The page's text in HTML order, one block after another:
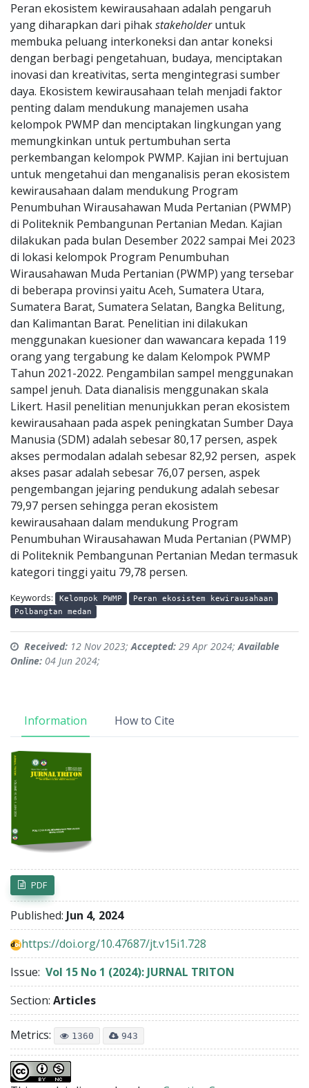
Peran ekosistem kewirausahaan adalah pengaruh
yang diharapkan dari pihakstakeholderuntuk
membuka peluang interkoneksi dan antar koneksi
dengan berbagi pengetahuan, budaya, menciptakan
inovasi dan kreativitas, serta mengintegrasi sumber
daya. Ekosistem kewirausahaan telah menjadi faktor
penting dalam mendukung manajemen usaha
kelompok PWMP dan menciptakan lingkungan yang
memungkinkan untuk pertumbuhan serta
perkembangan kelompok PWMP. Kajian ini bertujuan
untuk mengetahui dan menganalisis peran ekosistem
kewirausahaan dalam mendukung Program
Penumbuhan Wirausahawan Muda Pertanian (PWMP)
di Politeknik Pembangunan Pertanian Medan. Kajian
dilakukan pada bulan Desember 2022 sampai Mei 2023
di lokasi kelompok Program Penumbuhan
Wirausahawan Muda Pertanian (PWMP) yang tersebar
di beberapa provinsi yaitu Aceh, Sumatera Utara,
Sumatera Barat, Sumatera Selatan, Bangka Belitung,
dan Kalimantan Barat. Penelitian ini dilakukan
menggunakan kuesioner dan wawancara kepada 119
orang yang tergabung ke dalam Kelompok PWMP
Tahun 2021-2022. Pengambilan sampel menggunakan
sampel jenuh. Data dianalisis menggunakan skala
Likert. Hasil penelitian menunjukkan peran ekosistem
kewirausahaan pada aspek peningkatan Sumber Daya
Manusia (SDM) adalah sebesar 80,17 persen, aspek
akses permodalan adalah sebesar 82,92 persen, aspek
akses pasar adalah sebesar 76,07 persen, aspek
pengembangan jejaring pendukung adalah sebesar
79,97 persen sehingga peran ekosistem
kewirausahaan dalam mendukung Program
Penumbuhan Wirausahawan Muda Pertanian (PWMP)
di Politeknik Pembangunan Pertanian Medan termasuk
kategori tinggi yaitu 79,78 persen.
Keywords: Kelompok PWMP
Peran ekosistem kewirausahaan
Polbangtan medan
Received: 12 Nov 2023;Accepted: 29 Apr 2024;Available
Online: 04 Jun 2024;
Information How to Cite
Article Sidebar
PDF
Published: Jun 4, 2024
https://doi.org/10.47687/jt.v15i1.728
Issue: Vol 15 No 1 (2024): JURNAL TRITON
Section: Articles
Metrics: 1360 943